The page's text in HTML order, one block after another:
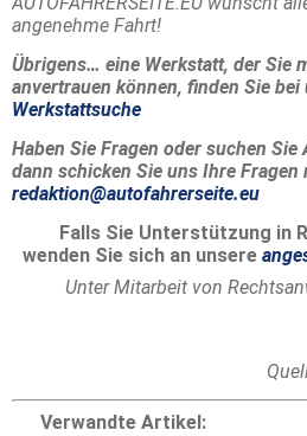
angenehme Fahrt!
Übrigens… eine Werkstatt, der Sie
anvertrauen können, finden Sie bei
Werkstattsuche
Haben Sie Fragen oder suchen Sie
dann schicken Sie uns Ihre
redaktion@autofahrerseite.eu
Falls Sie Unterstützung in
wenden Sie sich an unsere
Unter Mitarbeit von
Verwandte Artikel: